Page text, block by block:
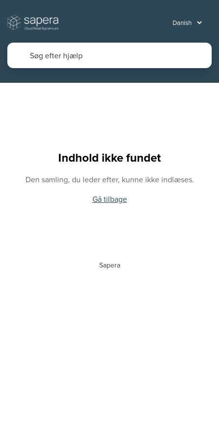
Indhold ikke fundet
Den samling, du leder efter, kunne ikke indlæses.
Gå tilbage
Sapera